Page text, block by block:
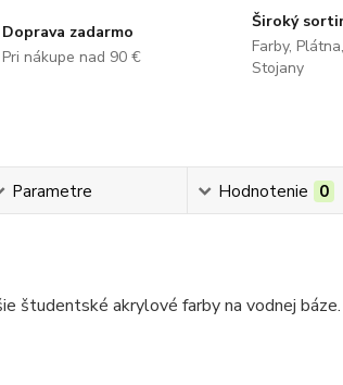
Doprava zadarmo
Pri nákupe nad 90 €
Široký
Farby,
Stojany
Parametre Hodnotenie 0
študentské akrylové farby na vodnej báze.